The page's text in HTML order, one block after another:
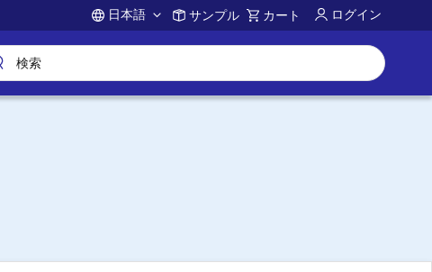
Account
日本語 サンプル カート ログイン